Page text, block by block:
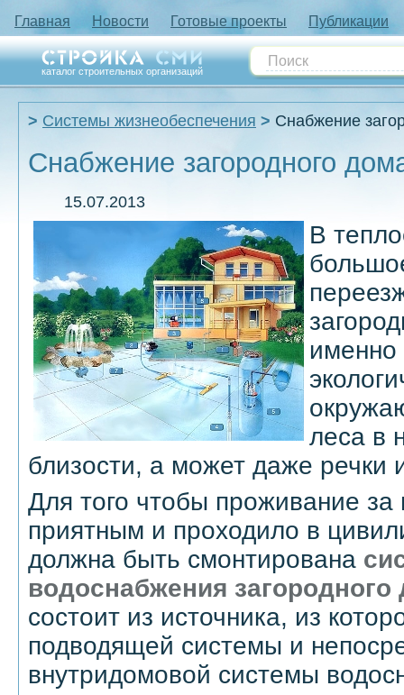
Главная Новости Готовые проекты Публикации
каталог строительных организаций
Системы жизнеобеспечения Снабжение
Снабжение загородного
15.07.2013
В
именно
леса в
близости, а может даже речки
Для того чтобы проживание
приятным и проходило в
должна быть смонтирована
водоснабжения загородного
состоит из источника, из
подводящей системы и
внутридомовой системы